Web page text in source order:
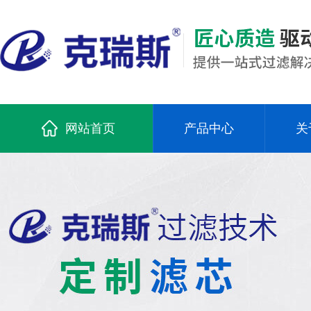
网站首页 产品中心